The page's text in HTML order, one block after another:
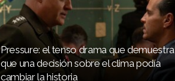
Pressure: el tenso drama que demuestra
que una decisión sobre el clima podía
cambiar la historia